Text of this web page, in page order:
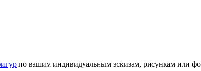
по вашим индивидуальным эскизам, рисункам или